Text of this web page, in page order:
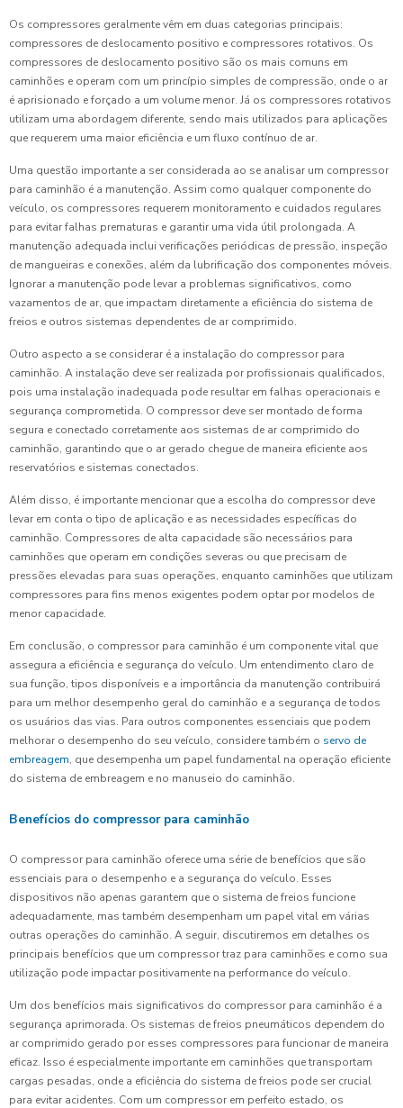
Os compressores geralmente vêm em duas categorias principais:
compressores de deslocamento positivo e compressores rotativos. Os
compressores de deslocamento positivo são os mais comuns em
caminhões e operam com um princípio simples de compressão, onde o ar
é aprisionado e forçado a um volume menor. Já os compressores rotativos
utilizam uma abordagem diferente, sendo mais utilizados para aplicações
que requerem uma maior eficiência e um fluxo contínuo de ar.
Uma questão importante a ser considerada ao se analisar um compressor
para caminhão é a manutenção. Assim como qualquer componente do
veículo, os compressores requerem monitoramento e cuidados regulares
para evitar falhas prematuras e garantir uma vida útil prolongada. A
manutenção adequada inclui verificações periódicas de pressão, inspeção
de mangueiras e conexões, além da lubrificação dos componentes móveis.
Ignorar a manutenção pode levar a problemas significativos, como
vazamentos de ar, que impactam diretamente a eficiência do sistema de
freios e outros sistemas dependentes de ar comprimido.
Outro aspecto a se considerar é a instalação do compressor para
caminhão. A instalação deve ser realizada por profissionais qualificados,
pois uma instalação inadequada pode resultar em falhas operacionais e
segurança comprometida. O compressor deve ser montado de forma
segura e conectado corretamente aos sistemas de ar comprimido do
caminhão, garantindo que o ar gerado chegue de maneira eficiente aos
reservatórios e sistemas conectados.
Além disso, é importante mencionar que a escolha do compressor deve
levar em conta o tipo de aplicação e as necessidades específicas do
caminhão. Compressores de alta capacidade são necessários para
caminhões que operam em condições severas ou que precisam de
pressões elevadas para suas operações, enquanto caminhões que utilizam
compressores para fins menos exigentes podem optar por modelos de
menor capacidade.
Em conclusão, o compressor para caminhão é um componente vital que
assegura a eficiência e segurança do veículo. Um entendimento claro de
sua função, tipos disponíveis e a importância da manutenção contribuirá
para um melhor desempenho geral do caminhão e a segurança de todos
os usuários das vias. Para outros componentes essenciais que podem
melhorar o desempenho do seu veículo, considere também o servo de
embreagem, que desempenha um papel fundamental na operação eficiente
do sistema de embreagem e no manuseio do caminhão.
Benefícios do compressor para caminhão
O compressor para caminhão oferece uma série de benefícios que são
essenciais para o desempenho e a segurança do veículo. Esses
dispositivos não apenas garantem que o sistema de freios funcione
adequadamente, mas também desempenham um papel vital em várias
outras operações do caminhão. A seguir, discutiremos em detalhes os
principais benefícios que um compressor traz para caminhões e como sua
utilização pode impactar positivamente na performance do veículo.
Um dos benefícios mais significativos do compressor para caminhão é a
segurança aprimorada. Os sistemas de freios pneumáticos dependem do
ar comprimido gerado por esses compressores para funcionar de maneira
eficaz. Isso é especialmente importante em caminhões que transportam
cargas pesadas, onde a eficiência do sistema de freios pode ser crucial
para evitar acidentes. Com um compressor em perfeito estado, os